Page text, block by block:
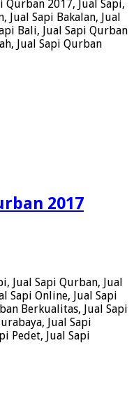
Qurban 2017, Jual Sapi,
Jual Sapi Bakalan, Jual
Bali, Jual Sapi Qurban
Jual Sapi Qurban
2017
Jual Sapi Qurban, Jual
Sapi Online, Jual Sapi
Berkualitas, Jual Sapi
Jual Sapi
Pedet, Jual Sapi